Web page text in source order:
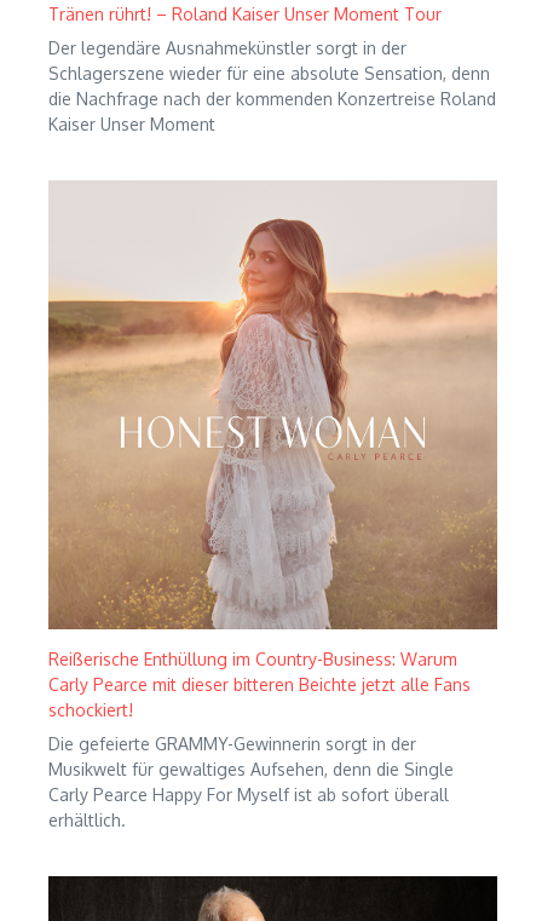
Tränen rührt! – Roland Kaiser Unser Moment Tour
Der legendäre Ausnahmekünstler sorgt in der
Schlagerszene wieder für eine absolute Sensation, denn
die Nachfrage nach der kommenden Konzertreise Roland
Kaiser Unser Moment
Reißerische Enthüllung im Country-Business: Warum
Carly Pearce mit dieser bitteren Beichte jetzt alle Fans
schockiert!
Die gefeierte GRAMMY-Gewinnerin sorgt in der
Musikwelt für gewaltiges Aufsehen, denn die Single
Carly Pearce Happy For Myself ist ab sofort überall
erhältlich.